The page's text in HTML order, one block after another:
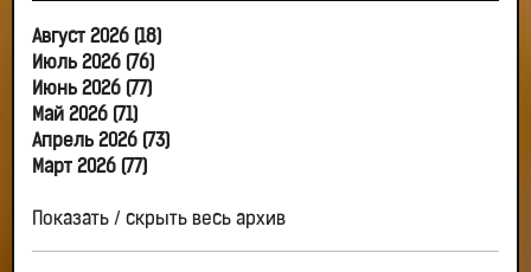
Август 2026 (18)
Июль 2026 (76)
Июнь 2026 (77)
Май 2026 (71)
Апрель 2026 (73)
Март 2026 (77)
Показать / скрыть весь архив